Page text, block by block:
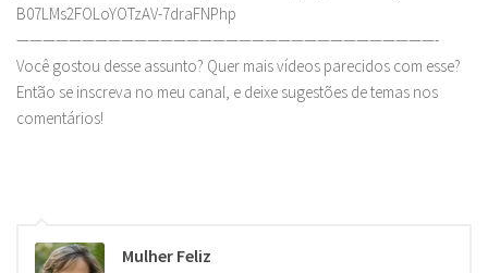
B07LMs2FOLoYOTzAV-7draFNPhp
————————————————————————————————-
Você gostou desse assunto? Quer mais vídeos parecidos com esse?
Então se inscreva no meu canal, e deixe sugestões de temas nos
comentários!
Mulher Feliz